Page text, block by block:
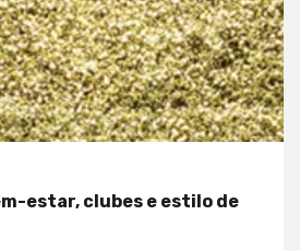
estar, clubes e estilo de